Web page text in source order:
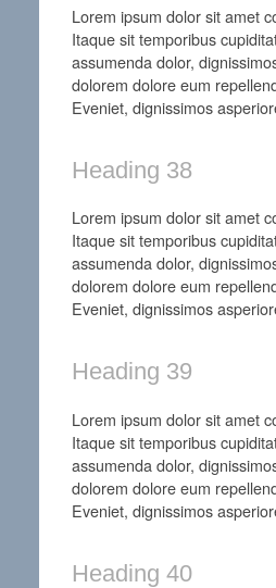
Lorem ipsum dolor sit amet
Itaque sit temporibus
assumenda dolor,
dolorem dolore eum
Eveniet, dignissimos
Heading 38
Lorem ipsum dolor sit amet
Itaque sit temporibus
assumenda dolor,
dolorem dolore eum
Eveniet, dignissimos
Heading 39
Lorem ipsum dolor sit amet
Itaque sit temporibus
assumenda dolor,
dolorem dolore eum
Eveniet, dignissimos
Heading 40